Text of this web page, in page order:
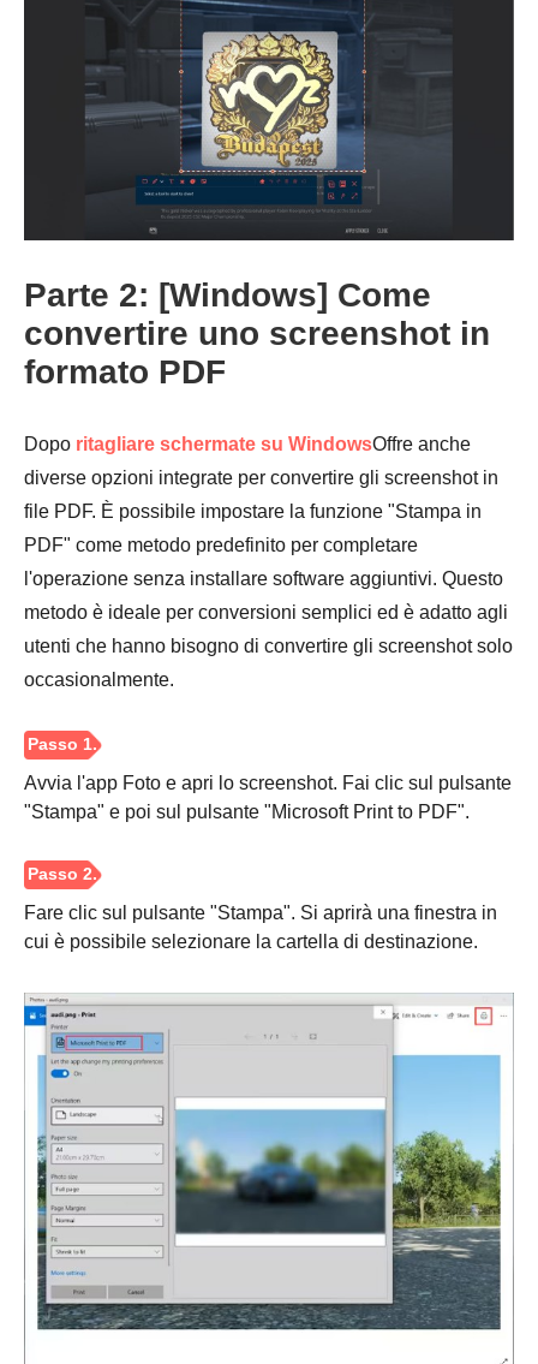
Passaggio
3.
Parte 2: [Windows] Come
convertire uno screenshot in
formato PDF
Dopo ritagliare schermate su WindowsOffre anche
diverse opzioni integrate per convertire gli screenshot in
file PDF. È possibile impostare la funzione "Stampa in
PDF" come metodo predefinito per completare
l'operazione senza installare software aggiuntivi. Questo
metodo è ideale per conversioni semplici ed è adatto agli
utenti che hanno bisogno di convertire gli screenshot solo
occasionalmente.
Avvia l'app Foto e apri lo screenshot. Fai clic sul pulsante
"Stampa" e poi sul pulsante "Microsoft Print to PDF".
Fare clic sul pulsante "Stampa". Si aprirà una finestra in
cui è possibile selezionare la cartella di destinazione.